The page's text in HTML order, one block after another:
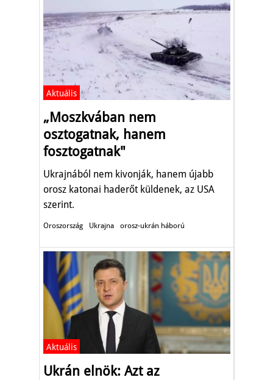
Aktuális
„Moszkvában nem
osztogatnak, hanem
fosztogatnak"
Ukrajnából nem kivonják, hanem újabb
orosz katonai haderőt küldenek, az USA
szerint.
Oroszország Ukrajna orosz-ukrán háború
Aktuális
Ukrán elnök: Azt az